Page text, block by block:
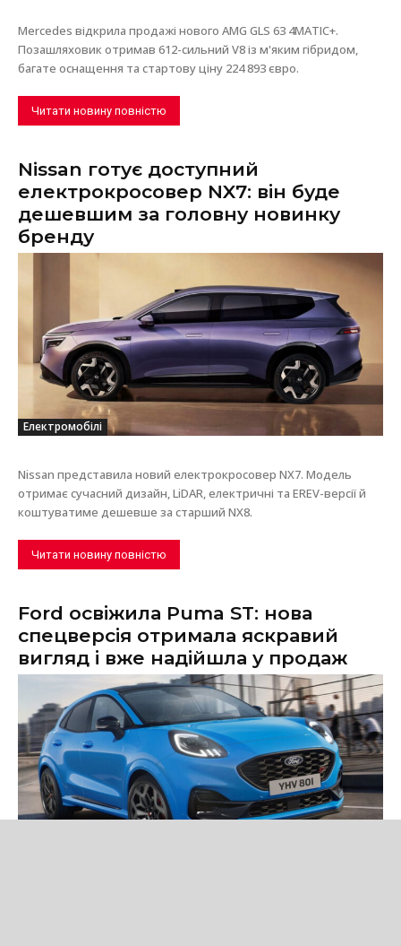
Mercedes відкрила продажі нового AMG GLS 63 4MATIC+.
Позашляховик отримав 612-сильний V8 із м'яким гібридом,
багате оснащення та стартову ціну 224 893 євро.
Читати новину повністю
Nissan готує доступний
електрокросовер NX7: він буде
дешевшим за головну новинку
бренду
Електромобілі
Nissan представила новий електрокросовер NX7. Модель
отримає сучасний дизайн, LiDAR, електричні та EREV-версії й
коштуватиме дешевше за старший NX8.
Читати новину повністю
Ford освіжила Puma ST: нова
спецверсія отримала яскравий
вигляд і вже надійшла у продаж